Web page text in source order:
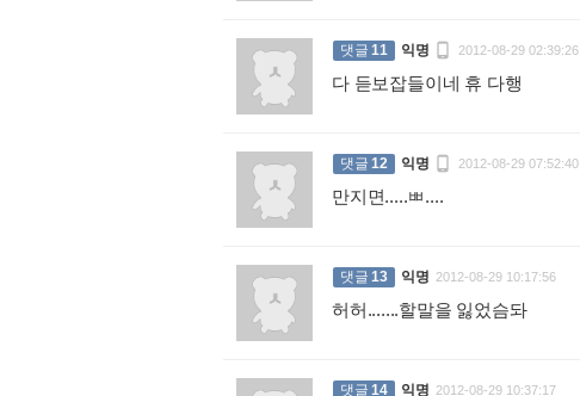
댓글11 익명  2012-08-29 02:39:26
다 듣보잡들이네 휴 다행
댓글12 익명  2012-08-29 07:52:40
만지면.....ㅃ....
댓글13 익명 2012-08-29 10:17:56
허허.......할말을 잃었슴돠
댓글14 익명 2012-08-29 10:37:17